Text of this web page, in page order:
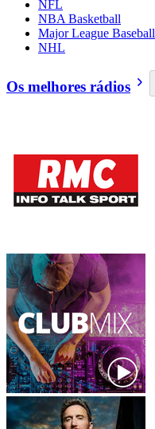
NFL
NBA Basketball
Major League Baseball
NHL
Os melhores rádios